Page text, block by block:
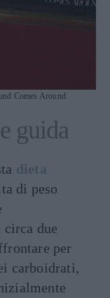
Comes Around
guida
dieta
di peso
due
per
carboidrati,